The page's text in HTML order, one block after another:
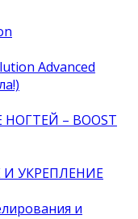
Advanced
– BOOST
УКРЕПЛЕНИЕ
и